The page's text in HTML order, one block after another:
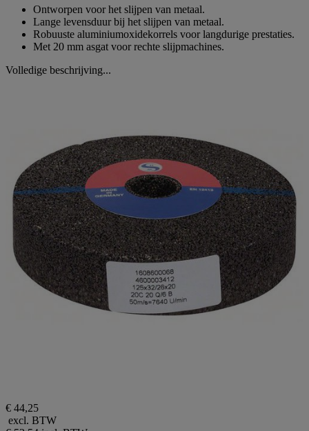
Ontworpen voor het slijpen van metaal.
Lange levensduur bij het slijpen van metaal.
Robuuste aluminiumoxidekorrels voor langdurige prestaties.
Met 20 mm asgat voor rechte slijpmachines.
Volledige beschrijving...
€ 44,25
excl. BTW